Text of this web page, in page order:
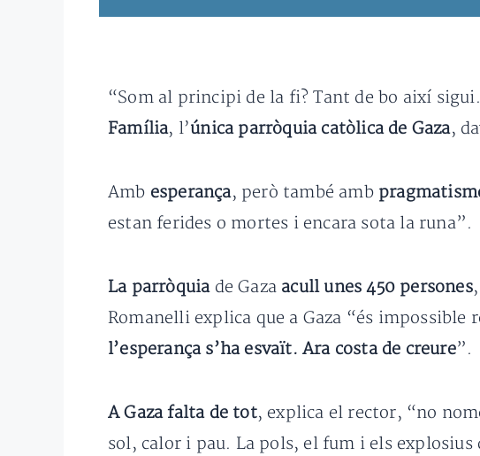
“Som al principi de la fi? Tant de bo així
Família, l’única parròquia catòlica de Gaza,
Amb esperança, però també amb
estan ferides o mortes i encara sota la runa”.
La parròquia de Gaza acull unes 450 persones
Romanelli explica que a Gaza “és impossible
l’esperança s’ha esvaït. Ara costa de creure”.
A Gaza falta de tot, explica el rector, “no
sol, calor i pau. La pols, el fum i els